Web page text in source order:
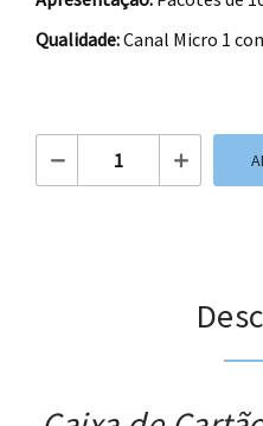
Qualidade:Canal Micro 1
Quantidade de Caixa